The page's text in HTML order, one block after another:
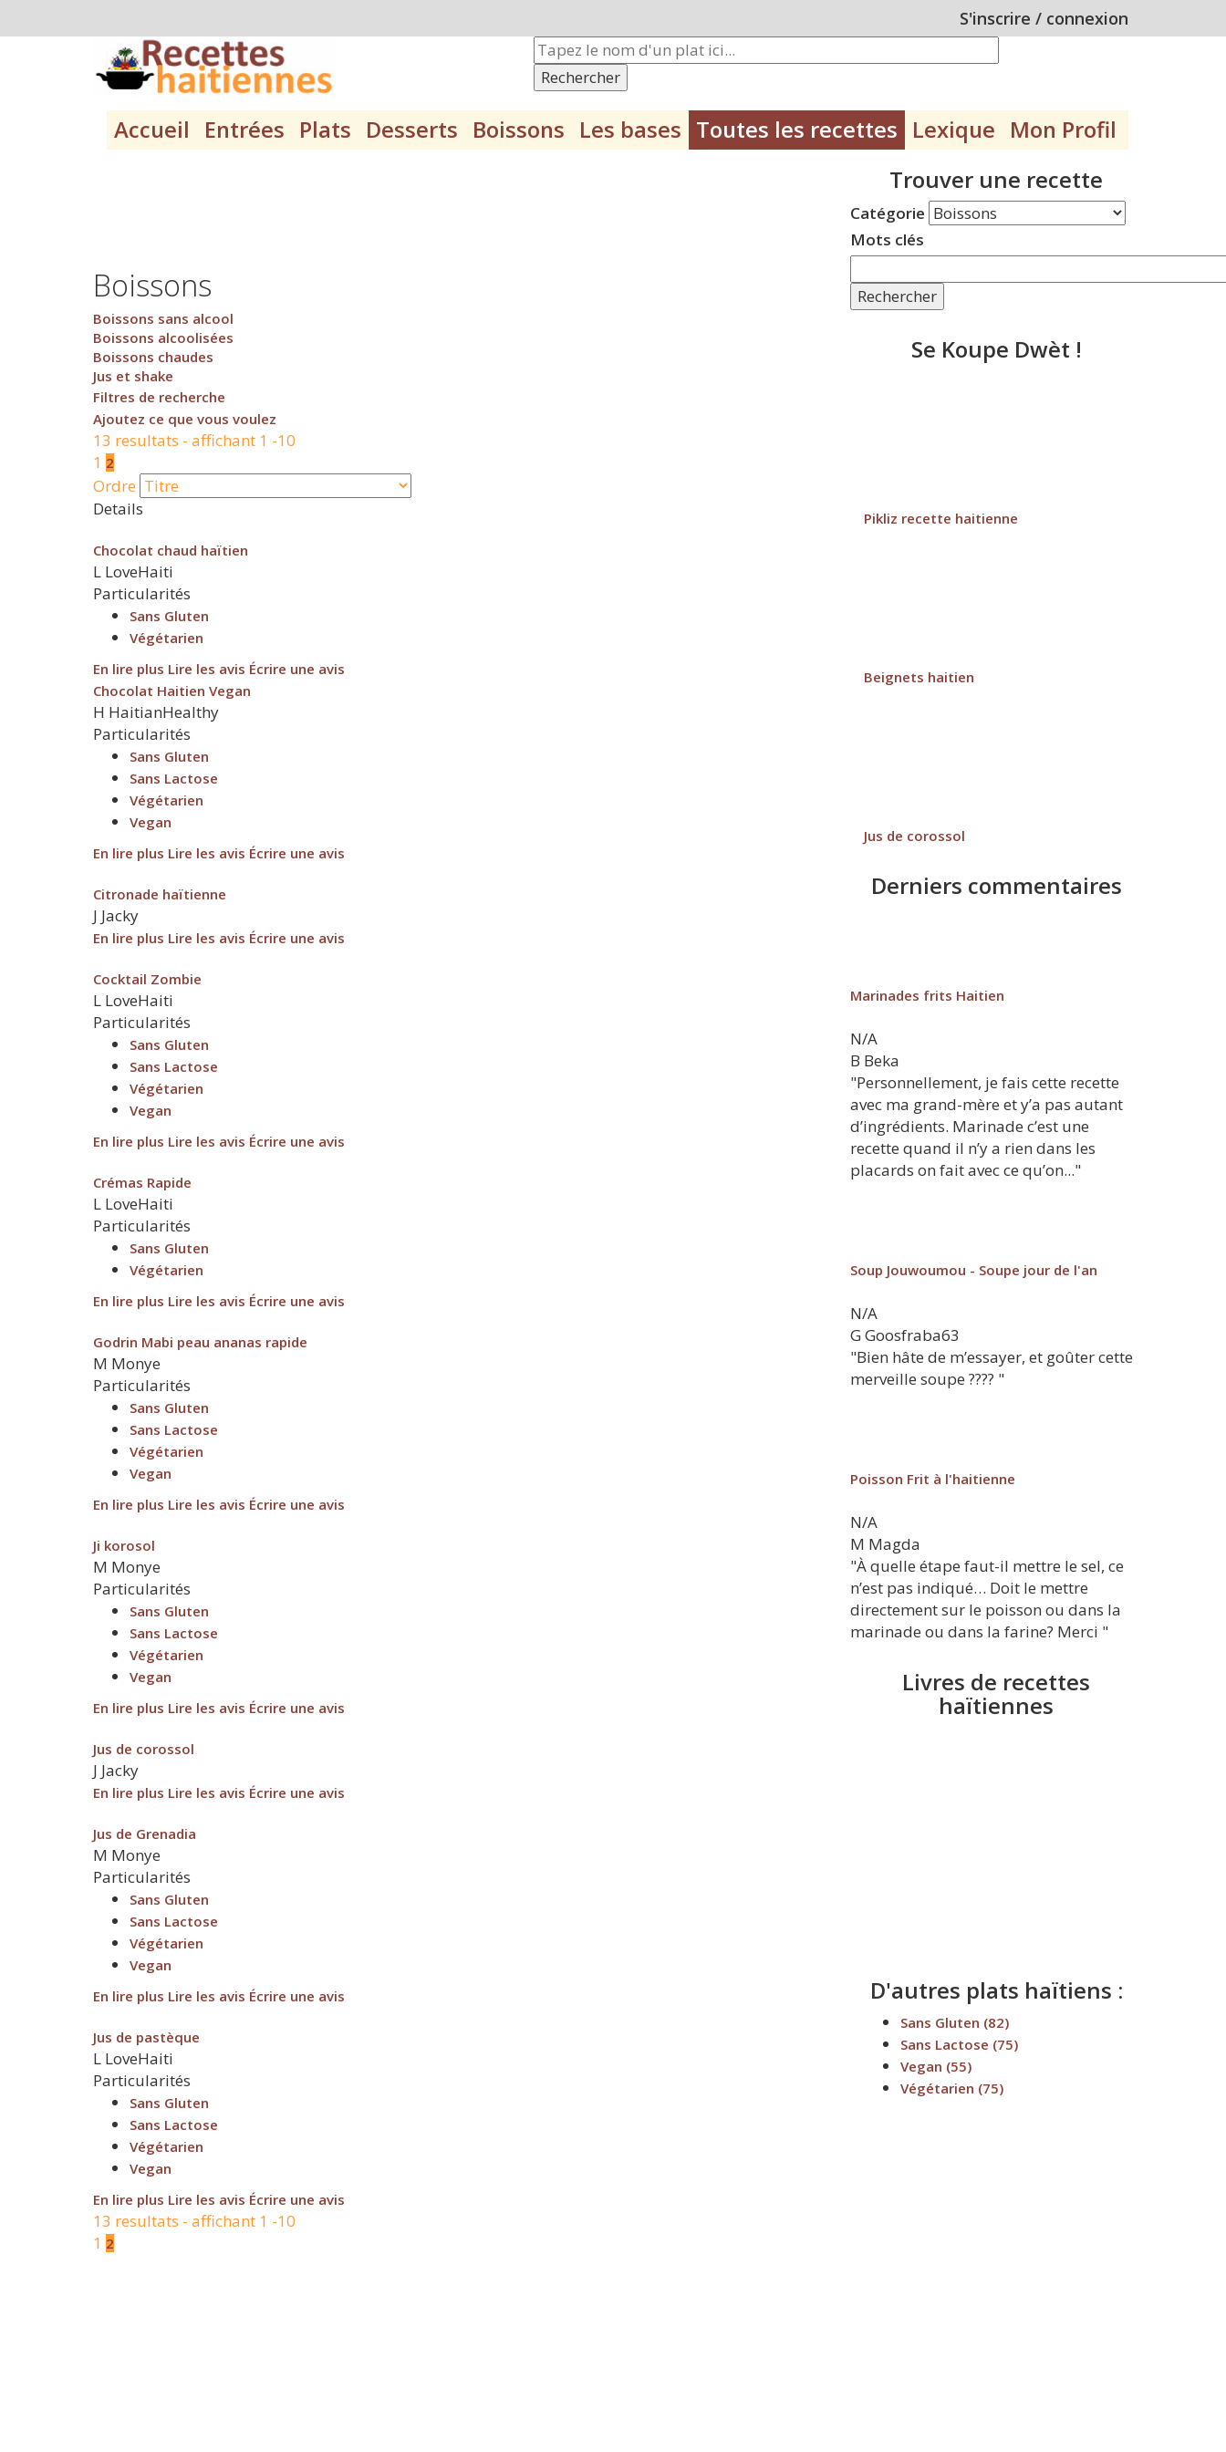
S'inscrire / connexion
Rechercher
Accueil Entrées Plats Desserts Boissons Les bases Toutes les recettes Lexique Mon Profil
Boissons
Boissons sans alcool
Boissons alcoolisées
Boissons chaudes
Jus et shake
Filtres de recherche
Ajoutez ce que vous voulez
13 resultats - affichant 1 -10
1 2
Ordre
Details
Chocolat chaud haïtien
L LoveHaiti
Particularités
Sans Gluten
Végétarien
En lire plus Lire les avis Écrire une avis
Chocolat Haitien Vegan
H HaitianHealthy
Particularités
Sans Gluten
Sans Lactose
Végétarien
Vegan
En lire plus Lire les avis Écrire une avis
Citronade haïtienne
J Jacky
En lire plus Lire les avis Écrire une avis
Cocktail Zombie
L LoveHaiti
Particularités
Sans Gluten
Sans Lactose
Végétarien
Vegan
En lire plus Lire les avis Écrire une avis
Crémas Rapide
L LoveHaiti
Particularités
Sans Gluten
Végétarien
En lire plus Lire les avis Écrire une avis
Godrin Mabi peau ananas rapide
M Monye
Particularités
Sans Gluten
Sans Lactose
Végétarien
Vegan
En lire plus Lire les avis Écrire une avis
Ji korosol
M Monye
Particularités
Sans Gluten
Sans Lactose
Végétarien
Vegan
En lire plus Lire les avis Écrire une avis
Jus de corossol
J Jacky
En lire plus Lire les avis Écrire une avis
Jus de Grenadia
M Monye
Particularités
Sans Gluten
Sans Lactose
Végétarien
Vegan
En lire plus Lire les avis Écrire une avis
Jus de pastèque
L LoveHaiti
Particularités
Sans Gluten
Sans Lactose
Végétarien
Vegan
En lire plus Lire les avis Écrire une avis
13 resultats - affichant 1 -10
1 2
Trouver une recette
Catégorie
Mots clés
Rechercher
Se Koupe Dwèt !
Pikliz recette haitienne
Beignets haitien
Jus de corossol
Derniers commentaires
Marinades frits Haitien
N/A
B Beka
"Personnellement, je fais cette recette
avec ma grand-mère et y’a pas autant
d’ingrédients. Marinade c’est une
recette quand il n’y a rien dans les
placards on fait avec ce qu’on..."
Soup Jouwoumou - Soupe jour de l'an
N/A
G Goosfraba63
"Bien hâte de m’essayer, et goûter cette
merveille soupe ???? "
Poisson Frit à l'haitienne
N/A
M Magda
"À quelle étape faut-il mettre le sel, ce
n’est pas indiqué… Doit le mettre
directement sur le poisson ou dans la
marinade ou dans la farine? Merci "
Livres de recettes
haïtiennes
D'autres plats haïtiens :
Sans Gluten (82)
Sans Lactose (75)
Vegan (55)
Végétarien (75)